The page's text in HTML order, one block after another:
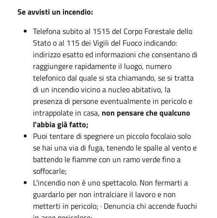
Se avvisti un incendio:
Telefona subito al 1515 del Corpo Forestale dello
Stato o al 115 dei Vigili del Fuoco indicando:
indirizzo esatto ed informazioni che consentano di
raggiungere rapidamente il luogo, numero
telefonico dal quale si sta chiamando, se si tratta
di un incendio vicino a nucleo abitativo, la
presenza di persone eventualmente in pericolo e
intrappolate in casa, non pensare che qualcuno
l'abbia già fatto;
Puoi tentare di spegnere un piccolo focolaio solo
se hai una via di fuga, tenendo le spalle al vento e
battendo le fiamme con un ramo verde fino a
soffocarle;
L'incendio non è uno spettacolo. Non fermarti a
guardarlo per non intralciare il lavoro e non
metterti in pericolo; · Denuncia chi accende fuochi